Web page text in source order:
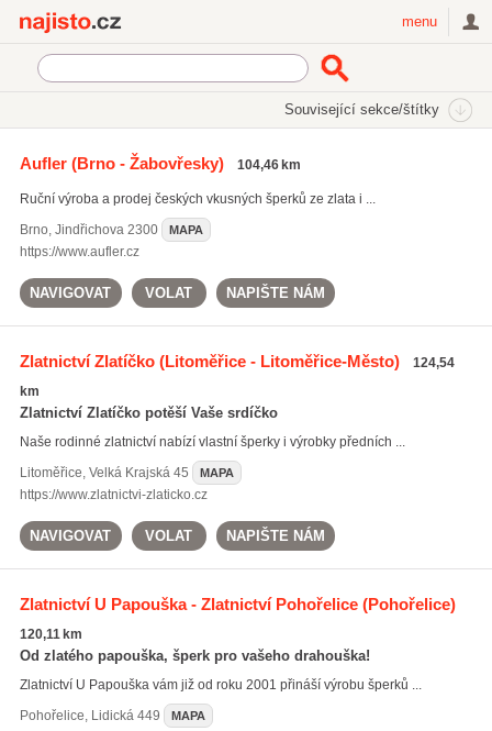
menu
Související sekce/štítky
Internetové obchody a služby
Umění a klenoty
Zlatnictví a hodinářství
Aufler(Brno - Žabovřesky) 104,46 km
Ruční výroba a prodej českých vkusných šperků ze zlata i ...
Brno, Jindřichova 2300 MAPA
https://www.aufler.cz
NAVIGOVAT VOLAT NAPIŠTE NÁM
Zlatnictví Zlatíčko(Litoměřice - Litoměřice-Město)
124,54
km
Zlatnictví Zlatíčko potěší Vaše srdíčko
Naše rodinné zlatnictví nabízí vlastní šperky i výrobky předních ...
Litoměřice, Velká Krajská 45 MAPA
https://www.zlatnictvi-zlaticko.cz
NAVIGOVAT VOLAT NAPIŠTE NÁM
Zlatnictví U Papouška - Zlatnictví Pohořelice(Pohořelice)
120,11 km
Od zlatého papouška, šperk pro vašeho drahouška!
Zlatnictví U Papouška vám již od roku 2001 přináší výrobu šperků ...
Pohořelice, Lidická 449 MAPA